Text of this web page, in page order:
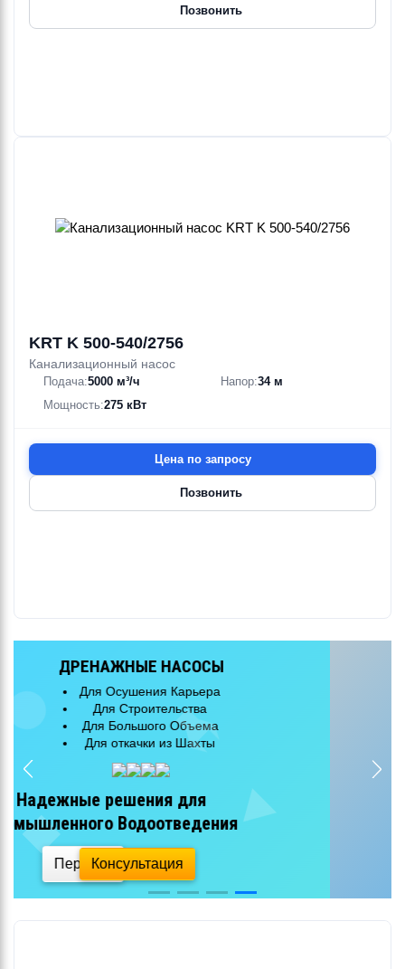
Позвонить
KRT K 500-540/2756
Канализационный насос
Подача:5000 м³/ч Напор:34 м
Мощность:275 кВт
Цена по запросу
Позвонить
КАНАЛИЗАЦИОННЫЕ НАСОСЫ
Для Очистных Сооружений
Для Городской Канализации
Для Большого Объема
Эффективная перекачка
сточных вод
Перейти